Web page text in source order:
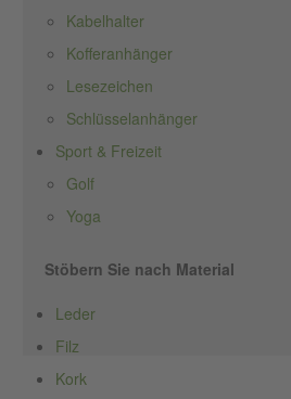
Kabelhalter
Kofferanhänger
Lesezeichen
Schlüsselanhänger
Sport & Freizeit
Golf
Yoga
Stöbern Sie nach Material
Leder
Filz
Kork